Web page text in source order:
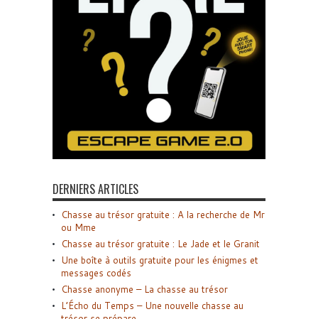
DERNIERS ARTICLES
Chasse au trésor gratuite : A la recherche de Mr
ou Mme
Chasse au trésor gratuite : Le Jade et le Granit
Une boîte à outils gratuite pour les énigmes et
messages codés
Chasse anonyme – La chasse au trésor
L’Écho du Temps – Une nouvelle chasse au